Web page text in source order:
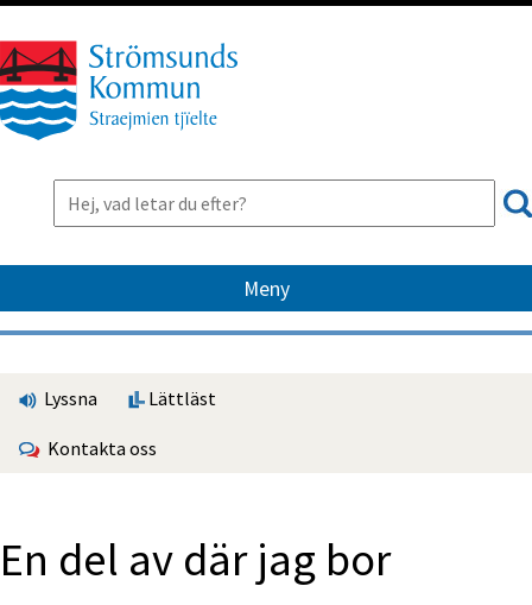
Meny
Lyssna Lättläst
Kontakta oss
En del av där jag bor